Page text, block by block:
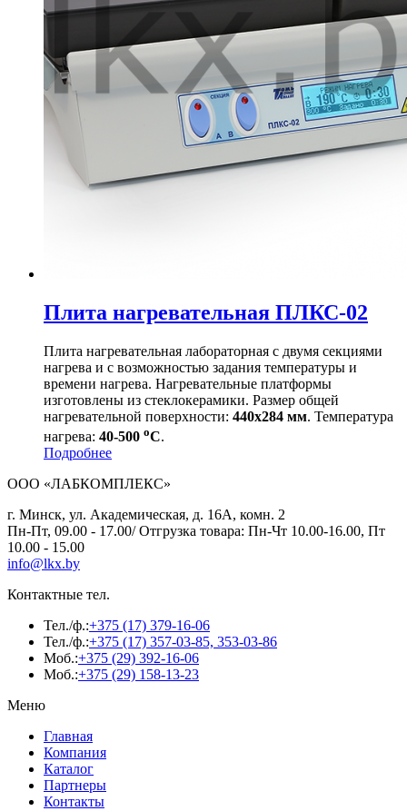
Плита нагревательная ПЛКС-02
Плита нагревательная лабораторная с двумя секциями
нагрева и с возможностью задания температуры и
времени нагрева. Нагревательные платформы
изготовлены из стеклокерамики. Размер общей
нагревательной поверхности: 440х284 мм. Температура
нагрева: 40-500 оС.
Подробнее
ООО «ЛАБКОМПЛЕКС»
г. Минск, ул. Академическая, д. 16А, комн. 2
Пн-Пт, 09.00 - 17.00/ Отгрузка товара: Пн-Чт 10.00-16.00, Пт
10.00 - 15.00
info@lkx.by
Контактные тел.
Тел./ф.:+375 (17) 379-16-06
Тел./ф.:+375 (17) 357-03-85, 353-03-86
Моб.:+375 (29) 392-16-06
Моб.:+375 (29) 158-13-23
Меню
Главная
Компания
Каталог
Партнеры
Контакты